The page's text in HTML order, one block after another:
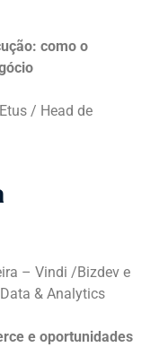
como o
/ Head de
– Vindi /Bizdev e
& Analytics
e oportunidades